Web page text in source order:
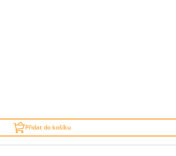
Přidat do košíku